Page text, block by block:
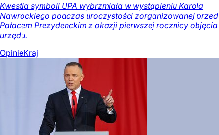
Kwestia symboli UPA wybrzmiała w wystąpieniu Karola
Nawrockiego podczas uroczystości zorganizowanej przed
Pałacem Prezydenckim z okazji pierwszej rocznicy objęcia
urzędu.
OpinieKraj